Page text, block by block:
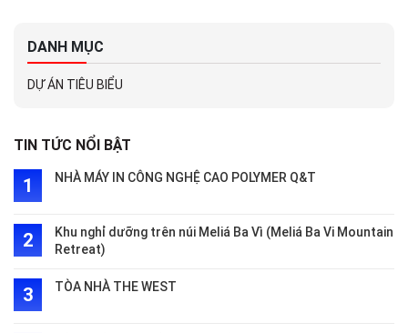
DANH MỤC
DỰ ÁN TIÊU BIỂU
TIN TỨC NỔI BẬT
NHÀ MÁY IN CÔNG NGHỆ CAO POLYMER Q&T
Khu nghỉ dưỡng trên núi Meliá Ba Vì (Meliá Ba Vi Mountain
Retreat)
TÒA NHÀ THE WEST